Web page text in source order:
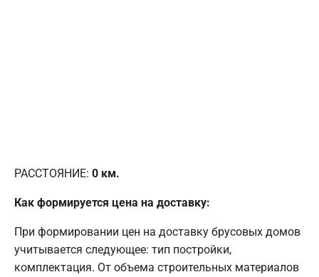
РАССТОЯНИЕ: 0 км.
Как формируется цена на доставку:
При формировании цен на доставку брусовых домов
учитывается следующее: тип постройки,
комплектация. От объема строительных материалов